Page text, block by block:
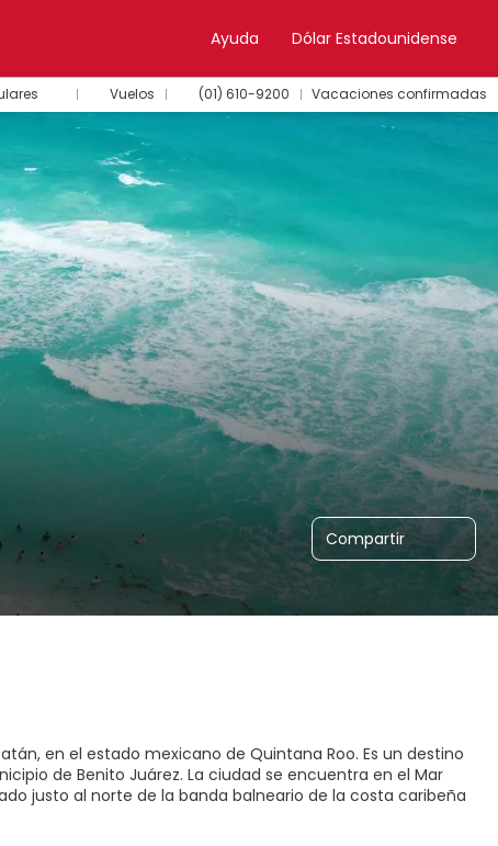
Ayuda Dólar Estadounidense
Vuelos (01) 610-9200 Vacaciones confirmadas
Compartir
en el estado mexicano de Quintana Roo. Es un destino
de Benito Juárez. La ciudad se encuentra en el Mar
justo al norte de la banda balneario de la costa caribeña